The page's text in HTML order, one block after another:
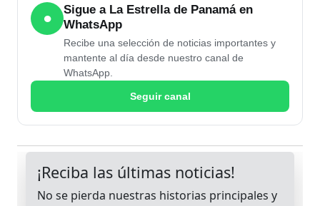
●
Sigue a La Estrella de Panamá en
WhatsApp
Recibe una selección de noticias importantes y
mantente al día desde nuestro canal de
WhatsApp.
Seguir canal